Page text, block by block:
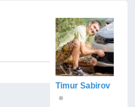
Timur Sabirov